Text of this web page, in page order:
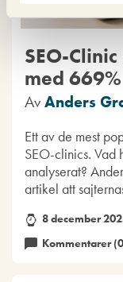
SEO-
med 669%
AvAnders
Ett av de mest
SEO-clinics. Vad
analyserat?
artikel att
8 december
Kommentarer